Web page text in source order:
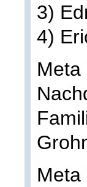
3)
4)
Meta
Meta